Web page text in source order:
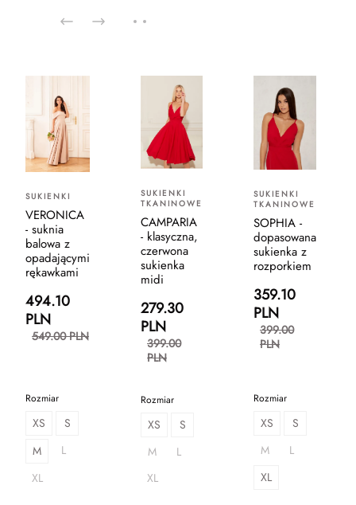
SUKIENKI
VERONICA
- suknia
balowa z
opadającymi
rękawkami
494.10
PLN
549.00 PLN
Rozmiar
XS
S
M
L
XL
SUKIENKI
TKANINOWE
CAMPARIA
- klasyczna,
czerwona
sukienka
midi
279.30
PLN
399.00
PLN
Rozmiar
XS
S
M
L
XL
SUKIENKI
TKANINOWE
SOPHIA -
dopasowana
sukienka z
rozporkiem
359.10
PLN
399.00
PLN
Rozmiar
XS
S
M
L
XL